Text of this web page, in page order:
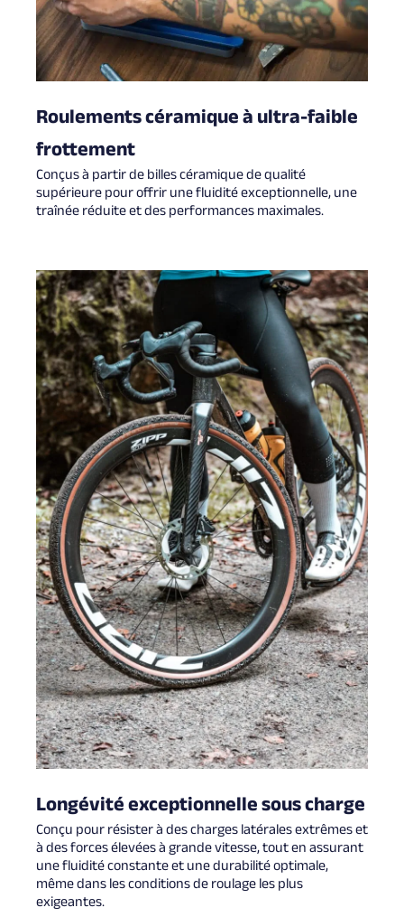
Roulements céramique à ultra-faible
frottement
Conçus à partir de billes céramique de qualité
supérieure pour offrir une fluidité exceptionnelle, une
traînée réduite et des performances maximales.
Longévité exceptionnelle sous charge
Conçu pour résister à des charges latérales extrêmes et
à des forces élevées à grande vitesse, tout en assurant
une fluidité constante et une durabilité optimale,
même dans les conditions de roulage les plus
exigeantes.